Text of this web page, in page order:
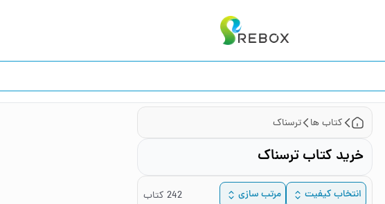
کتاب ها ترسناک
خرید کتاب ترسناک
انتخاب کیفیت مرتب سازی 242 کتاب